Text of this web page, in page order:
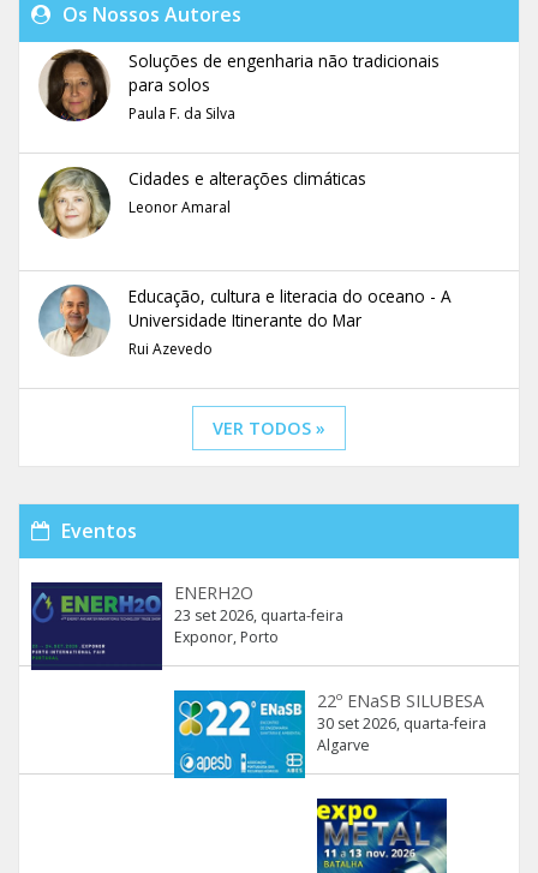
Os Nossos Autores
Soluções de engenharia não tradicionais
para solos
Paula F. da Silva
Cidades e alterações climáticas
Leonor Amaral
Educação, cultura e literacia do oceano - A
Universidade Itinerante do Mar
Rui Azevedo
VER TODOS »
Eventos
ENERH2O
23 set 2026, quarta-feira
Exponor, Porto
22º ENaSB SILUBESA
30 set 2026, quarta-feira
Algarve